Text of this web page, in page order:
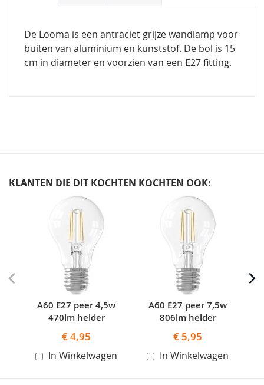
De Looma is een antraciet grijze wandlamp voor
buiten van aluminium en kunststof. De bol is 15
cm in diameter en voorzien van een E27 fitting.
KLANTEN DIE DIT KOCHTEN KOCHTEN OOK:
A60 E27 peer 4,5w
470lm helder
€ 4,95
In Winkelwagen
A60 E27 peer 7,5w
806lm helder
€ 5,95
In Winkelwagen